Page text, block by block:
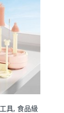
具, 食品級